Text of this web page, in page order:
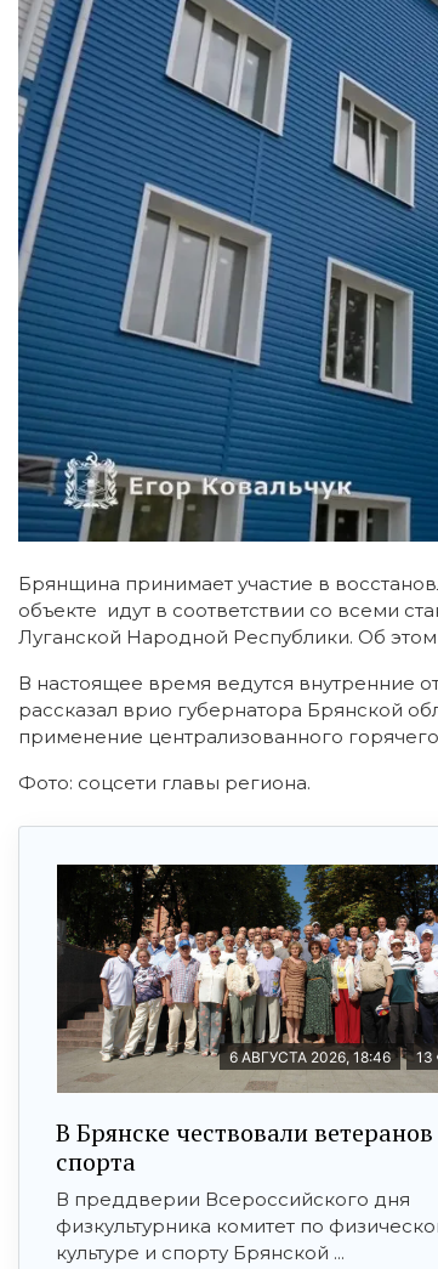
Брянщина принимает участие в
объекте идут в соответствии со всеми
Луганской Народной Республики. Об этом
В настоящее время ведутся внутренние
рассказал врио губернатора Брянской
применение централизованного
Фото: соцсети главы региона.
6 АВГУСТА 2026, 18:46 13
В Брянске чествовали ветеранов
спорта
В преддверии Всероссийского дня
физкультурника комитет по
культуре и спорту Брянской ...